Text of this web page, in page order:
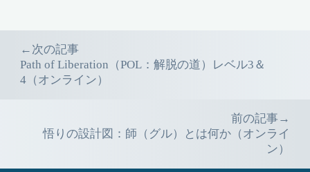
Event
navigation
←次の記事
Path of Liberation（POL：解脱の道）レベル3＆
4（オンライン）
前の記事→
悟りの設計図：師（グル）とは何か（オンライ
ン）